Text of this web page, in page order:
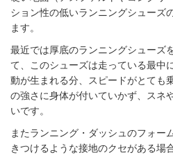
ション性の低いランニングシューズ
ます。
最近では厚底のランニングシューズ
て、このシューズは走っている最中
動が生まれる分、スピードがとても
の強さに身体が付いていかず、スネ
いです。
またランニング・ダッシュのフォー
きつけるような接地のクセがある場